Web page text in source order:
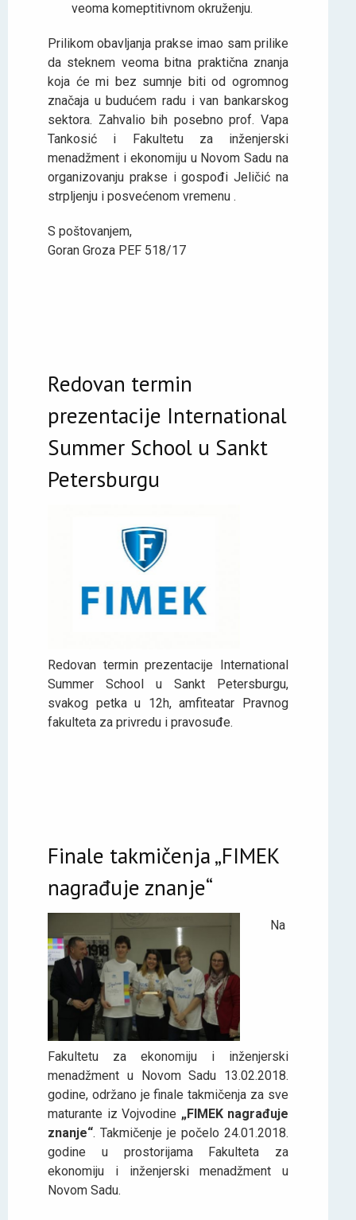
veoma komeptitivnom okruženju.
Prilikom obavljanja prakse imao sam prilike
da steknem veoma bitna praktična znanja
koja će mi bez sumnje biti od ogromnog
značaja u budućem radu i van bankarskog
sektora. Zahvalio bih posebno prof. Vapa
Tankosić i Fakultetu za inženjerski
menadžment i ekonomiju u Novom Sadu na
organizovanju prakse i gospođi Jeličić na
strpljenju i posvećenom vremenu .
S poštovanjem,
Goran Groza PEF 518/17
Redovan termin
prezentacije International
Summer School u Sankt
Petersburgu
Redovan termin prezentacije International
Summer School u Sankt Petersburgu,
svakog petka u 12h, amfiteatar Pravnog
fakulteta za privredu i pravosuđe.
Finale takmičenja „FIMEK
nagrađuje znanje“
Na
Fakultetu za ekonomiju i inženjerski
menadžment u Novom Sadu 13.02.2018.
godine, održano je finale takmičenja za sve
maturante iz Vojvodine „FIMEK nagrađuje
znanje“. Takmičenje je počelo 24.01.2018.
godine u prostorijama Fakulteta za
ekonomiju i inženjerski menadžment u
Novom Sadu.